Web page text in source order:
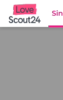
Lovescout24